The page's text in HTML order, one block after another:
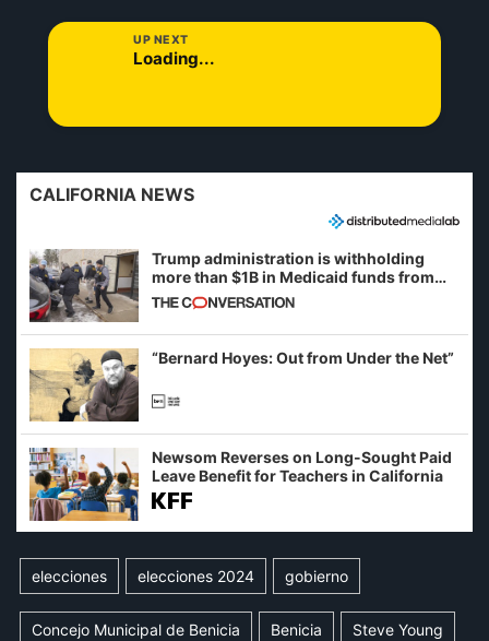
UP NEXT
Loading...
CALIFORNIA NEWS
Trump administration is withholding
more than $1B in Medicaid funds from
California and Minnesota, in latest
example of weaponizing real and
imagined fraud
“Bernard Hoyes: Out from Under the Net”
Newsom Reverses on Long-Sought Paid
Leave Benefit for Teachers in California
elecciones elecciones 2024 gobierno
Concejo Municipal de Benicia Benicia Steve Young